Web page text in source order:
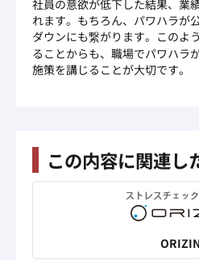
社員の意欲が低下した結果、業
れます。もちろん、パワハラが
ダウンにも繋がります。このよ
ることからも、職場でパワハラ
施策を講じることが大切です。
この内容に関連し